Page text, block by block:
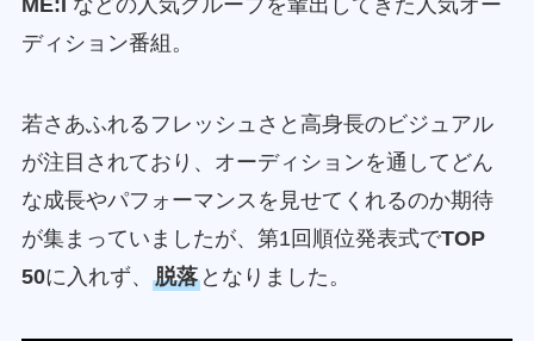
ディション番組。
若さあふれるフレッシュさと高身長のビジュアル
が注目されており、オーディションを通してどん
な成長やパフォーマンスを見せてくれるのか期待
が集まっていましたが、第1回順位発表式でTOP
50に入れず、 脱落となりました。